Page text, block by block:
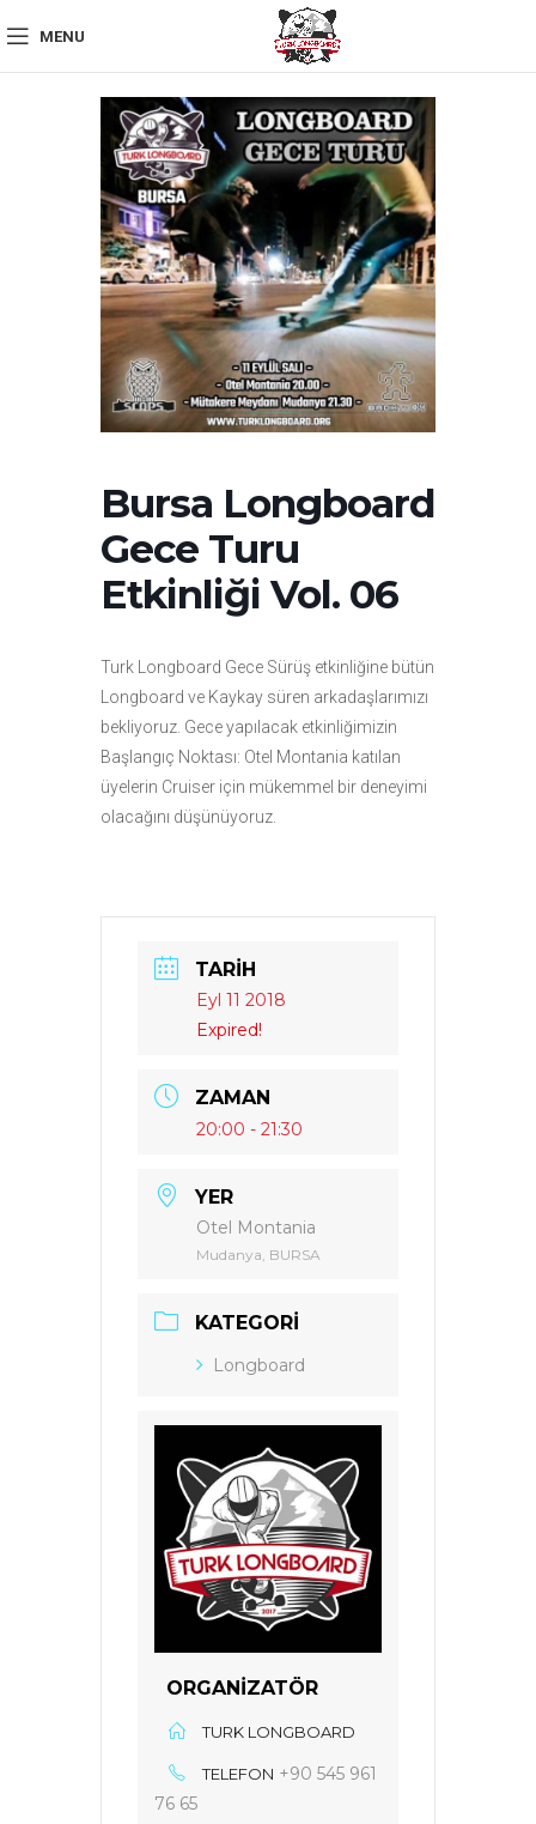
MENU
Bursa Longboard
Gece Turu
Etkinliği Vol. 06
Turk Longboard Gece Sürüş etkinliğine bütün
Longboard ve Kaykay süren arkadaşlarımızı
bekliyoruz. Gece yapılacak etkinliğimizin
Başlangıç Noktası: Otel Montania katılan
üyelerin Cruiser için mükemmel bir deneyimi
olacağını düşünüyoruz.
TARIH
Eyl 11 2018
Expired!
ZAMAN
20:00 - 21:30
YER
Otel Montania
Mudanya, BURSA
KATEGORI
Longboard
ORGANIZATÖR
TURK LONGBOARD
TELEFON +90 545 961
76 65